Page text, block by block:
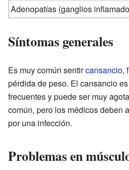
Adenopatías (ganglios
Síntomas generales
Es muy común sentircansancio,
pérdida de peso. El cansancio
frecuentes y puede ser muy
común, pero los médicos deben
por una infección.
Problemas en